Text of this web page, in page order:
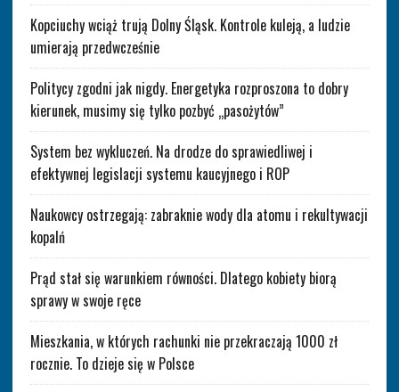
Kopciuchy wciąż trują Dolny Śląsk. Kontrole kuleją, a ludzie
umierają przedwcześnie
Politycy zgodni jak nigdy. Energetyka rozproszona to dobry
kierunek, musimy się tylko pozbyć „pasożytów”
System bez wykluczeń. Na drodze do sprawiedliwej i
efektywnej legislacji systemu kaucyjnego i ROP
Naukowcy ostrzegają: zabraknie wody dla atomu i rekultywacji
kopalń
Prąd stał się warunkiem równości. Dlatego kobiety biorą
sprawy w swoje ręce
Mieszkania, w których rachunki nie przekraczają 1000 zł
rocznie. To dzieje się w Polsce